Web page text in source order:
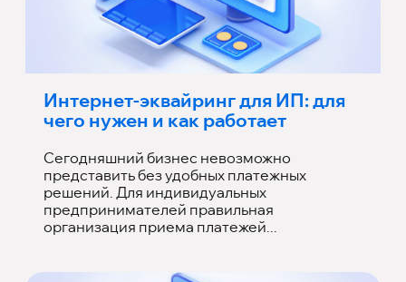
Интернет-эквайринг для ИП: для
чего нужен и как работает
Сегодняшний бизнес невозможно
представить без удобных платежных
решений. Для индивидуальных
предпринимателей правильная
организация приема платежей...